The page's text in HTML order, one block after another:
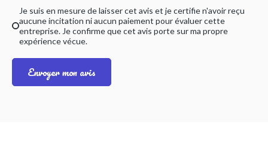
Je suis en mesure de laisser cet avis et je certifie n'avoir reçu
aucune incitation ni aucun paiement pour évaluer cette
entreprise. Je confirme que cet avis porte sur ma propre
expérience vécue.
Envoyer mon avis